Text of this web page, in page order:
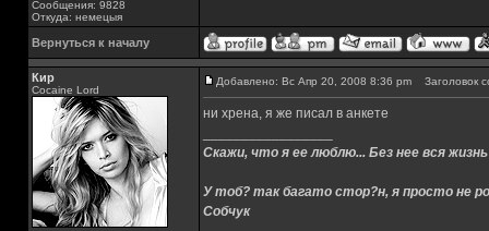
Сообщения: 9828
Откуда: немецыя
Вернуться к началу
Кир
Cocaine Lord
Добавлено: Вс Апр 20, 2008 8:36 pm Заголовок
ни хрена, я же писал в анкете
Скажи, что я ее люблю... Без нее вся
У тоб? так багато стор?н, я просто не
Собчук